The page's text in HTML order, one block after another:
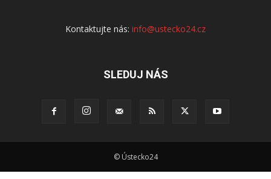
Kontaktujte nás: info@ustecko24.cz
SLEDUJ NÁS
© Ústecko24